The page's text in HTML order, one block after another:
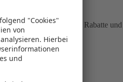
Nutzen Sie attraktive Rabatte